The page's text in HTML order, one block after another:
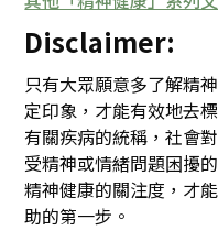
Disclaimer:
只有大眾願意多了解精
定印象，才能有效地去
有關疾病的統稱，社會
受精神或情緒問題困擾
精神健康的關注度，才
助的第一步。